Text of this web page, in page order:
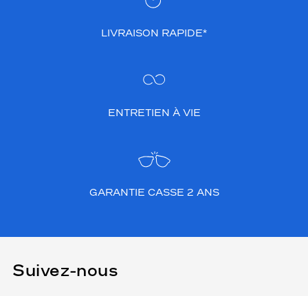
LIVRAISON RAPIDE*
ENTRETIEN À VIE
GARANTIE CASSE 2 ANS
Suivez-nous